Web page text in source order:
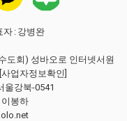
자 : 강병완
도회) 성바오로 인터넷서원
[사업자정보확인]
울강북-0541
이봉하